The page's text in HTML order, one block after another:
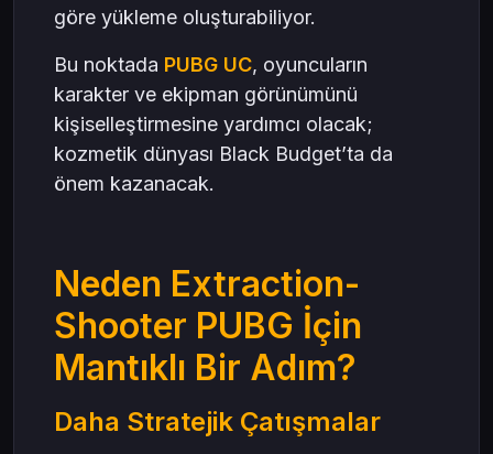
göre yükleme oluşturabiliyor.
Bu noktada PUBG UC, oyuncuların
karakter ve ekipman görünümünü
kişiselleştirmesine yardımcı olacak;
kozmetik dünyası Black Budget’ta da
önem kazanacak.
Neden Extraction-
Shooter PUBG İçin
Mantıklı Bir Adım?
Daha Stratejik Çatışmalar